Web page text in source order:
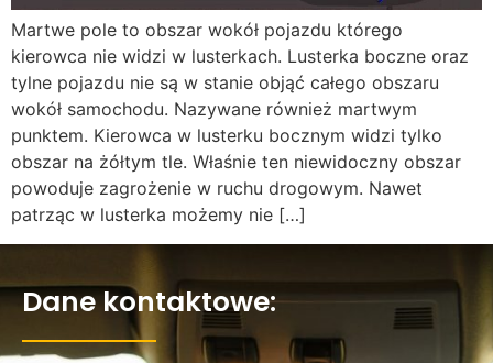
Martwe pole to obszar wokół pojazdu którego
kierowca nie widzi w lusterkach. Lusterka boczne oraz
tylne pojazdu nie są w stanie objąć całego obszaru
wokół samochodu. Nazywane również martwym
punktem. Kierowca w lusterku bocznym widzi tylko
obszar na żółtym tle. Właśnie ten niewidoczny obszar
powoduje zagrożenie w ruchu drogowym. Nawet
patrząc w lusterka możemy nie […]
Dane kontaktowe: